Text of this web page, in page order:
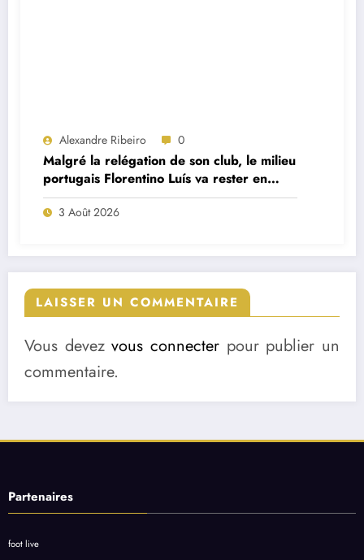
Alexandre Ribeiro 0
Malgré la relégation de son club, le milieu
portugais Florentino Luís va rester en
Premier League
3 Août 2026
LAISSER UN COMMENTAIRE
Vous devezvous connecter pour publier un
commentaire.
Partenaires
foot live